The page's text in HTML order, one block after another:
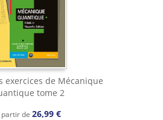
exercices de Mécanique
tome 2
partir de 26,99 €